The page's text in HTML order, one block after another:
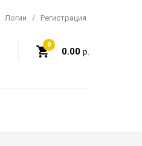
Логин / Регистрация
0
0.00 р.